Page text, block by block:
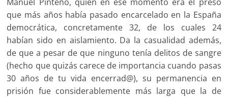
que más años había pasado encarcelado en la España
democrática, concretamente 32, de los cuales 24
habían sido en aislamiento. Da la casualidad además,
de que a pesar de que ninguno tenía delitos de sangre
(hecho que quizás carece de importancia cuando pasas
30 años de tu vida encerrad@), su permanencia en
prisión fue considerablemente más larga que la de